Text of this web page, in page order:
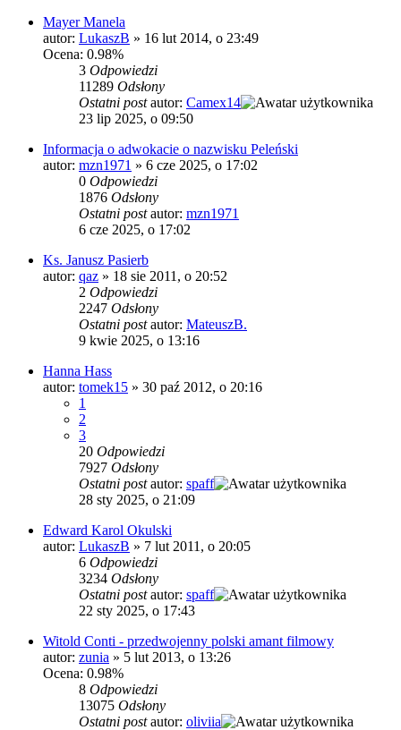
Mayer Manela
autor: LukaszB » 16 lut 2014, o 23:49
Ocena: 0.98%
3 Odpowiedzi
11289 Odsłony
Ostatni postautor: Camex14
23 lip 2025, o 09:50
Informacja o adwokacie o nazwisku Peleński
autor: mzn1971 » 6 cze 2025, o 17:02
0 Odpowiedzi
1876 Odsłony
Ostatni postautor: mzn1971
6 cze 2025, o 17:02
Ks. Janusz Pasierb
autor: qaz » 18 sie 2011, o 20:52
2 Odpowiedzi
2247 Odsłony
Ostatni postautor: MateuszB.
9 kwie 2025, o 13:16
Hanna Hass
autor: tomek15 » 30 paź 2012, o 20:16
1
2
3
20 Odpowiedzi
7927 Odsłony
Ostatni postautor: spaff
28 sty 2025, o 21:09
Edward Karol Okulski
autor: LukaszB » 7 lut 2011, o 20:05
6 Odpowiedzi
3234 Odsłony
Ostatni postautor: spaff
22 sty 2025, o 17:43
Witold Conti - przedwojenny polski amant filmowy
autor: zunia » 5 lut 2013, o 13:26
Ocena: 0.98%
8 Odpowiedzi
13075 Odsłony
Ostatni postautor: oliviia